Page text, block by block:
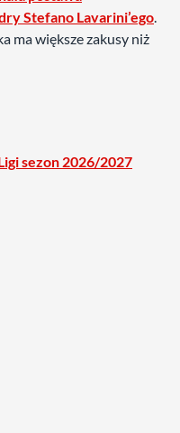
Stefano Lavarini’ego.
ma większe zakusy niż
sezon 2026/2027